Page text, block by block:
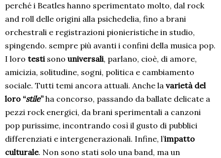
perché i Beatles hanno sperimentato molto, dal rock
and roll delle origini alla psichedelia, fino a brani
orchestrali e registrazioni pionieristiche in studio,
spingendo. sempre più avanti i confini della musica pop.
I loro testi sono universali, parlano, cioè, di amore,
amicizia, solitudine, sogni, politica e cambiamento
sociale. Tutti temi ancora attuali. Anche la varietà del
loro “stile”ha concorso, passando da ballate delicate a
pezzi rock energici, da brani sperimentali a canzoni
pop purissime, incontrando così il gusto di pubblici
differenziati e intergenerazionali. Infine, l’impatto
culturale. Non sono stati solo una band, ma un